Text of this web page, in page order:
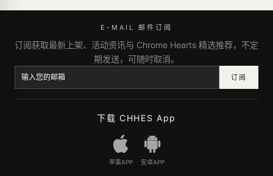
E-MAIL 邮件订阅
订阅获取最新上架、活动资讯与 Chrome Hearts 精选推荐，不定
期发送，可随时取消。
订阅
下载 CHHES App
苹果APP 安卓APP